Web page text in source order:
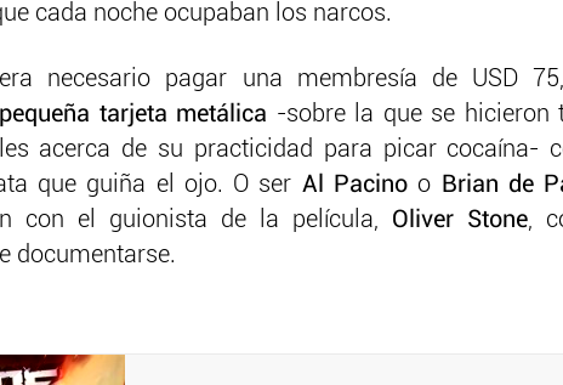
cada noche ocupaban los narcos.
necesario pagar una membresía de USD
pequeña tarjeta metálica -sobre la que se hicieron
acerca de su practicidad para picar cocaína-
que guiña el ojo. O ser Al Pacinoo Brian de
con el guionista de la película, Oliver Stone,
documentarse.